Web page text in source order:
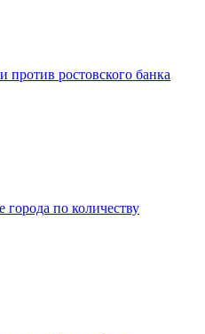
против ростовского банка
города по количеству